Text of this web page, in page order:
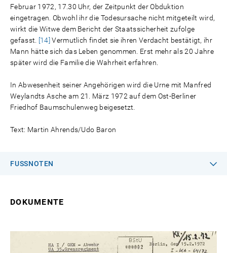
Februar 1972, 17.30 Uhr, der Zeitpunkt der Obduktion
eingetragen. Obwohl ihr die Todesursache nicht mitgeteilt wird,
wirkt die Witwe dem Bericht der Staatssicherheit zufolge
gefasst. [14]Vermutlich findet sie ihren Verdacht bestätigt, ihr
Mann hätte sich das Leben genommen. Erst mehr als 20 Jahre
später wird die Familie die Wahrheit erfahren.
In Abwesenheit seiner Angehörigen wird die Urne mit Manfred
Weylandts Asche am 21. März 1972 auf dem Ost-Berliner
Friedhof Baumschulenweg beigesetzt.
Text: Martin Ahrends/Udo Baron
FUSSNOTEN
DOKUMENTE